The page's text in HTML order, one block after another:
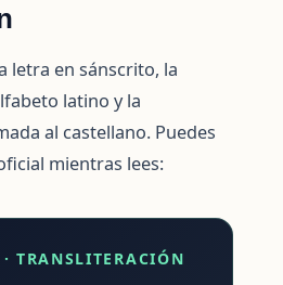
letra en sánscrito, la
latino y la
al castellano. Puedes
mientras lees:
TRANSLITERACIÓN